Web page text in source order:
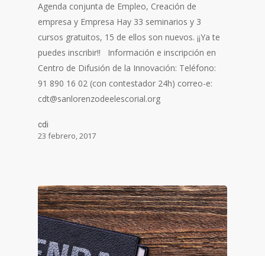
Agenda conjunta de Empleo, Creación de
empresa y Empresa Hay 33 seminarios y 3
cursos gratuitos, 15 de ellos son nuevos. ¡¡Ya te
puedes inscribir!! Información e inscripción en
Centro de Difusión de la Innovación: Teléfono:
91 890 16 02 (con contestador 24h) correo-e:
cdt@sanlorenzodeelescorial.org
cdi
23 febrero, 2017